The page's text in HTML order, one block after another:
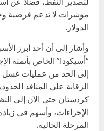
مؤشرات لا تدعم فرضية
الدولار.
وأشار إلى أن أحد أبرز
“أسيكودا” الخاص بأتمتة
إلى الحد من عمليات غسل
الرقابة على المنافذ
كردستان حتى الآن إلى
الإجراءات، وأسهم في
المرحلة الحالية.